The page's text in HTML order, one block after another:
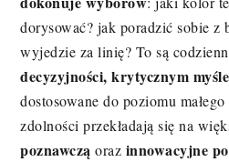
dorysować? jak poradzić sobie z
wyjedzie za linię? To są
decyzyjności, krytycznym
dostosowane do poziomu
zdolności przekładają się na
poznawczą oraz innowacyjne